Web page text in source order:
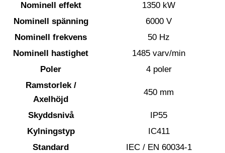
Nominell effekt
1350 kW
Nominell spänning
6000 V
Nominell frekvens
50 Hz
Nominell hastighet
1485 varv/min
Poler
4 poler
Ramstorlek /
Axelhöjd
450 mm
Skyddsnivå
IP55
Kylningstyp
IC411
Standard
IEC / EN 60034-1